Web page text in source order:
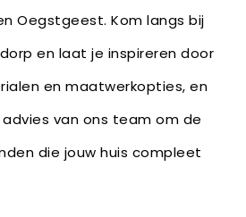
Oegstgeest. Kom langs bij
en laat je inspireren door
en maatwerkopties, en
van ons team om de
die jouw huis compleet